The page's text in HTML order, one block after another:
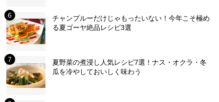
チャンプルーだけじゃもったいない！今年こそ極め
る夏ゴーヤ絶品レシピ3選
夏野菜の煮浸し人気レシピ7選！ナス・オクラ・冬
瓜を冷やしておいしく味わう